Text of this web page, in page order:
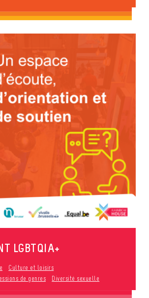
LGBTQIA+
Culture et loisirs
de genres
Diversité sexuelle